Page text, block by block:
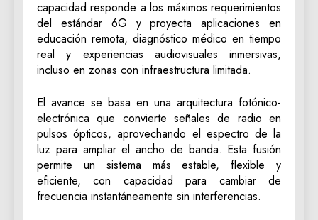
capacidad responde a los máximos requerimientos
del estándar 6G y proyecta aplicaciones en
educación remota, diagnóstico médico en tiempo
real y experiencias audiovisuales inmersivas,
incluso en zonas con infraestructura limitada.
El avance se basa en una arquitectura fotónico-
electrónica que convierte señales de radio en
pulsos ópticos, aprovechando el espectro de la
luz para ampliar el ancho de banda. Esta fusión
permite un sistema más estable, flexible y
eficiente, con capacidad para cambiar de
frecuencia instantáneamente sin interferencias.